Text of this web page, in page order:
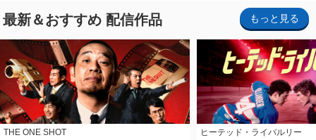
最新＆おすすめ 配信作品 もっと見る
THE ONE SHOT
ヒーテッド・ライバルリー